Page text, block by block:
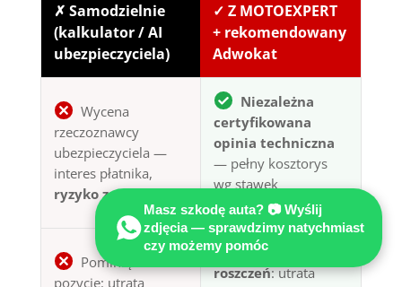
✗ Samodzielnie
(kalkulator / AI
ubezpieczyciela)
✓ Z MOTOEXPERT
+ rekomendowany
Adwokat
Wycena
rzeczoznawcy
ubezpieczyciela —
interes płatnika,
ryzyko zaniżenia
Niezależna
certyfikowana
opinia techniczna
— pełny kosztorys
wg stawek
rynkowych
Pominięte
pozycje: utrata
Komplet
roszczeń: utrata
Masz szkodę auta? 📷 Wyślij
zdjęcia — sprawdzimy natychmiast
czy możemy pomóc